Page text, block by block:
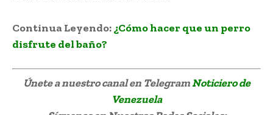
Continua Leyendo: ¿Cómo hacer que un perro
disfrute del baño?
Únete a nuestro canal en TelegramNoticiero de
Venezuela